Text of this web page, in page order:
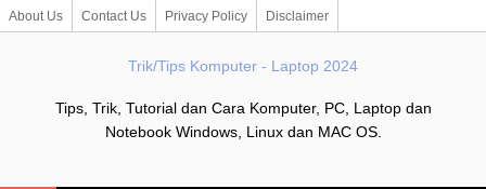
About Us Contact Us Privacy Policy Disclaimer
Trik/Tips Komputer - Laptop 2024
Tips, Trik, Tutorial dan Cara Komputer, PC, Laptop dan
Notebook Windows, Linux dan MAC OS.